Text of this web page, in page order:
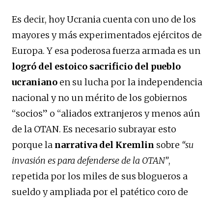
Es decir, hoy Ucrania cuenta con uno de los
mayores y más experimentados ejércitos de
Europa. Y esa poderosa fuerza armada es un
logró del estoico sacrificio del pueblo
ucraniano en su lucha por la independencia
nacional y no un mérito de los gobiernos
“socios” o “aliados extranjeros y menos aún
de la OTAN. Es necesario subrayar esto
porque la narrativa del Kremlin sobre “su
invasión es para defenderse de la OTAN”,
repetida por los miles de sus blogueros a
sueldo y ampliada por el patético coro de